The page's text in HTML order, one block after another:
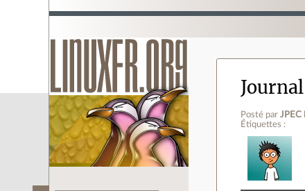
Journal
Posté parJPEC
Étiquettes :